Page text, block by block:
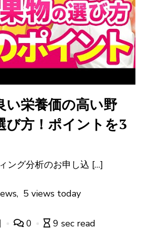
い栄養価の高い野
び方！ポイントを3
ング分析のお申し込 […]
5 views today
0 9 sec read